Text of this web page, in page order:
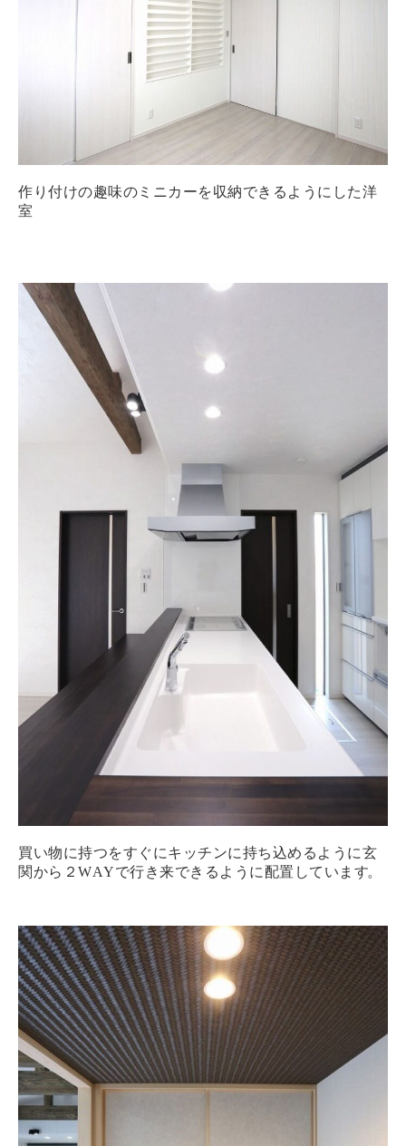
作り付けの趣味のミニカーを収納できるようにした洋
室
買い物に持つをすぐにキッチンに持ち込めるように玄
関から２WAYで行き来できるように配置しています。